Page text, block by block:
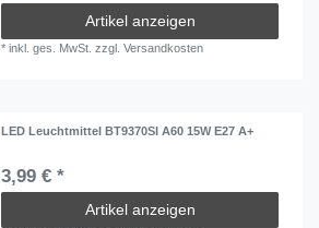
Artikel anzeigen
*inkl. ges. MwSt. zzgl.Versandkosten
LED Leuchtmittel BT9370SI A60 15W E27 A+
3,99 € *
Artikel anzeigen